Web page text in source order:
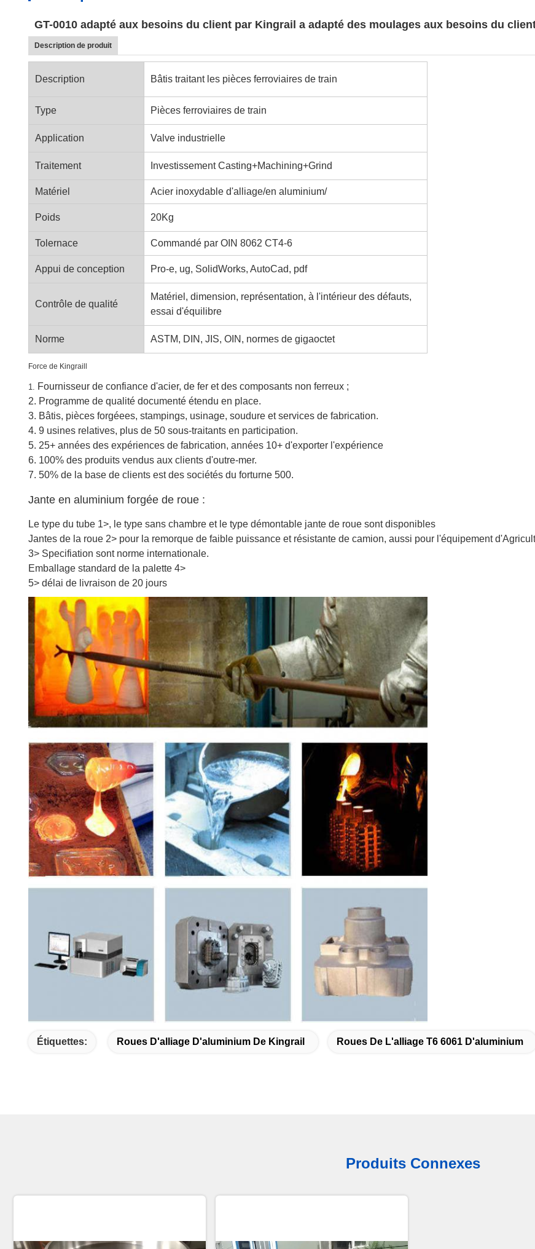
GT-0010 adapté aux besoins du client par Kingrail a adapté des moulages aux besoins du
Description de produit
Description Bâtis traitant les pièces ferroviaires de train
Type Pièces ferroviaires de train
Application Valve industrielle
Traitement Investissement Casting+Machining+Grind
Matériel Acier inoxydable d'alliage/en aluminium/
Poids 20Kg
Tolernace Commandé par OIN 8062 CT4-6
Appui de conception Pro-e, ug, SolidWorks, AutoCad, pdf
Contrôle de qualité
Matériel, dimension, représentation, à l'intérieur des défauts,
essai d'équilibre
Norme ASTM, DIN, JIS, OIN, normes de gigaoctet
Force de Kingraill
1. Fournisseur de confiance d'acier, de fer et des composants non ferreux ;
2. Programme de qualité documenté étendu en place.
3. Bâtis, pièces forgéees, stampings, usinage, soudure et services de fabrication.
4. 9 usines relatives, plus de 50 sous-traitants en participation.
5. 25+ années des expériences de fabrication, années 10+ d'exporter l'expérience
6. 100% des produits vendus aux clients d'outre-mer.
7. 50% de la base de clients est des sociétés du forturne 500.
Jante en aluminium forgée de roue :
Le type du tube 1>, le type sans chambre et le type démontable jante de roue sont disponibles
Jantes de la roue 2> pour la remorque de faible puissance et résistante de camion, aussi pour l'équipement
3> Specifiation sont norme internationale.
Emballage standard de la palette 4>
5> délai de livraison de 20 jours
Étiquettes: Roues D'alliage D'aluminium De Kingrail Roues De L'alliage T6 6061 D'aluminium
Produits Connexes